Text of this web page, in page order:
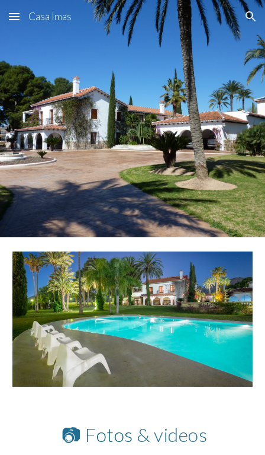
Skip to main content Skip to navigation
Casa Imas
📷 Fotos & videos